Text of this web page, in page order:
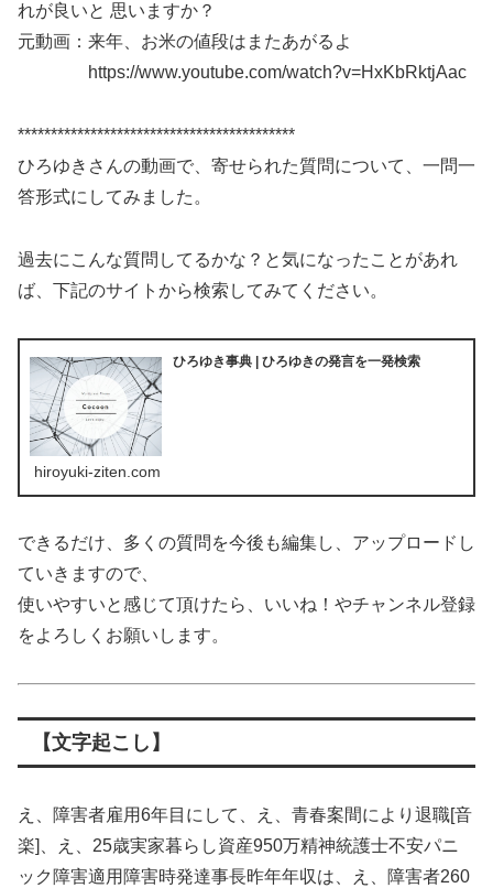
れが良いと 思いますか？
元動画：来年、お米の値段はまたあがるよ
https://www.youtube.com/watch?v=HxKbRktjAac
******************************************
ひろゆきさんの動画で、寄せられた質問について、一問一
答形式にしてみました。
過去にこんな質問してるかな？と気になったことがあれ
ば、下記のサイトから検索してみてください。
ひろゆき事典 | ひろゆきの発言を一発検索
hiroyuki-ziten.com
できるだけ、多くの質問を今後も編集し、アップロードし
ていきますので、
使いやすいと感じて頂けたら、いいね！やチャンネル登録
をよろしくお願いします。
【文字起こし】
え、障害者雇用6年目にして、え、青春案間により退職[音
楽]、え、25歳実家暮らし資産950万精神統護士不安パニ
ック障害適用障害時発達事長昨年年収は、え、障害者260